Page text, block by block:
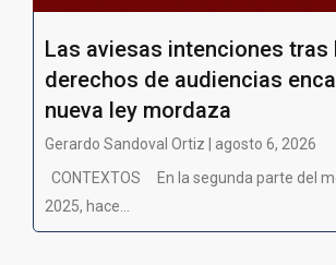
Las aviesas intenciones tras
derechos de audiencias
nueva ley mordaza
Gerardo Sandoval Ortiz | agosto 6, 2026
CONTEXTOS En la segunda parte del
2025, hace...